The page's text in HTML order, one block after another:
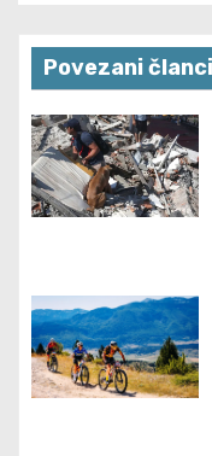
n
a
v
i
a
t
Povezani članci